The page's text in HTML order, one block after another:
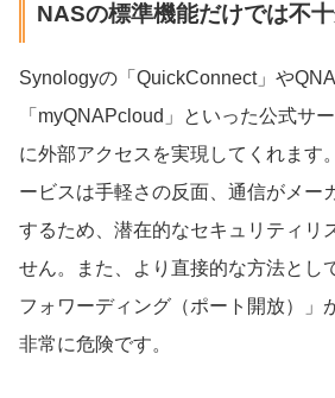
NASの標準機能だけでは不
Synologyの「QuickConnect」や
「myQNAPcloud」といった公式サ
に外部アクセスを実現してくれます
ービスは手軽さの反面、通信がメー
するため、潜在的なセキュリティリ
せん。また、より直接的な方法とし
フォワーディング（ポート開放）」
非常に危険です。